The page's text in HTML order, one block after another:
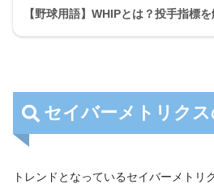
【野球用語】WHIPとは？投手指標を
セイバーメトリクス
トレンドとなっているセイバーメトリ